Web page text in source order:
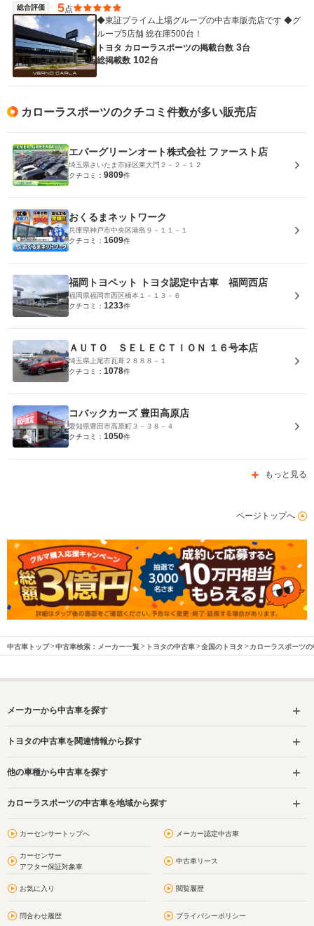
総合評価 5点
◆東証プライム上場グループの中古車販売店です ◆グ
ループ5店舗 総在庫500台！
トヨタ カローラスポーツの掲載台数 3台
総掲載数 102台
カローラスポーツのクチコミ件数が多い販売店
エバーグリーンオート株式会社 ファースト店
埼玉県さいたま市緑区東大門２－２－１２
クチコミ： 9809件
おくるまネットワーク
兵庫県神戸市中央区港島９－１１－１
クチコミ： 1609件
福岡トヨペット トヨタ認定中古車 福岡西店
福岡県福岡市西区橋本１－１３－６
クチコミ： 1233件
ＡＵＴＯ ＳＥＬＥＣＴＩＯＮ １６号本店
埼玉県上尾市瓦葺２８８８－１
クチコミ： 1078件
コバックカーズ 豊田高原店
愛知県豊田市高原町３－３８－４
クチコミ： 1050件
もっと見る
ページトップへ
中古車トップ 中古車検索：メーカー一覧 トヨタの中古車 全国のトヨタ カローラスポーツ
メーカーから中古車を探す
トヨタの中古車を関連情報から探す
他の車種から中古車を探す
カローラスポーツの中古車を地域から探す
カーセンサートップへ メーカー認定中古車
カーセンサー
アフター保証対象車
中古車リース
お気に入り 閲覧履歴
問合わせ履歴 プライバシーポリシー